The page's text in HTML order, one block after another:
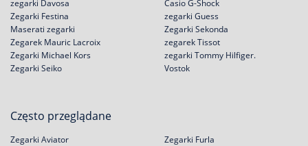
zegarki Davosa
Zegarki Festina
Casio G-Shock
zegarki Guess
Maserati zegarki
Zegarek Mauric Lacroix
Zegarki Michael Kors
Zegarki Seiko
Zegarki Sekonda
zegarek Tissot
zegarki Tommy Hilfiger.
Vostok
Często przeglądane
Zegarki Aviator
Zegarki Furla